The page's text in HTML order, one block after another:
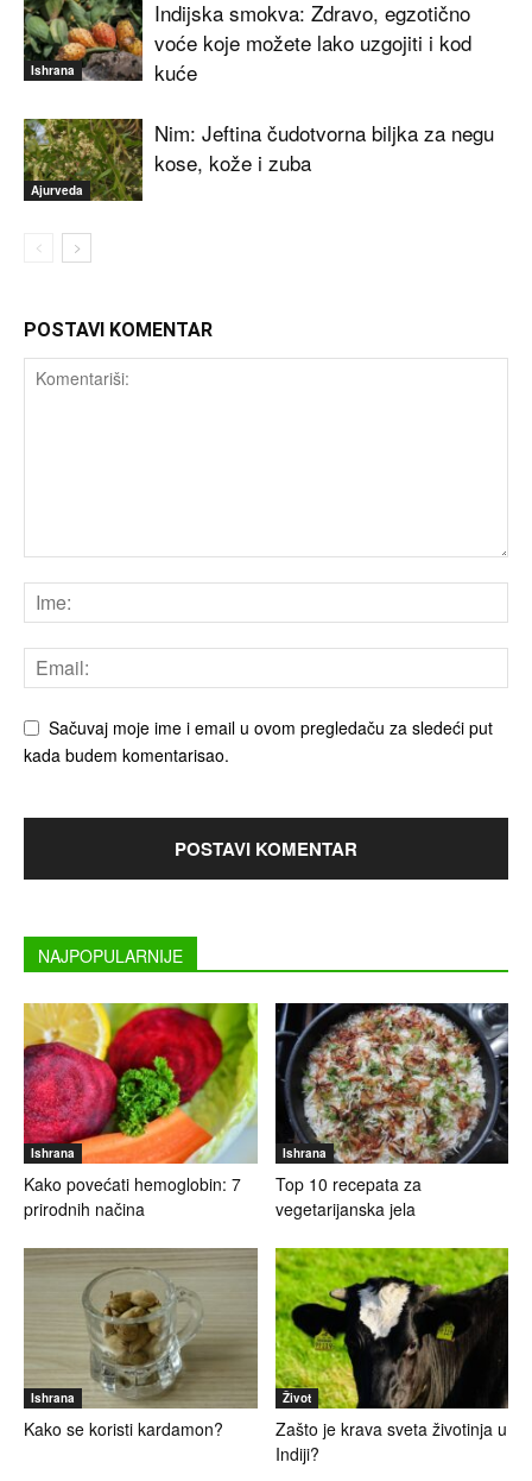
Ishrana
Indijska smokva: Zdravo, egzotično
voće koje možete lako uzgojiti i kod
kuće
Ajurveda
Nim: Jeftina čudotvorna biljka za negu
kose, kože i zuba
POSTAVI KOMENTAR
Sačuvaj moje ime i email u ovom pregledaču za sledeći put
kada budem komentarisao.
NAJPOPULARNIJE
Ishrana
Kako povećati hemoglobin: 7
prirodnih načina
Ishrana
Top 10 recepata za
vegetarijanska jela
Ishrana
Kako se koristi kardamon?
Život
Zašto je krava sveta životinja u
Indiji?